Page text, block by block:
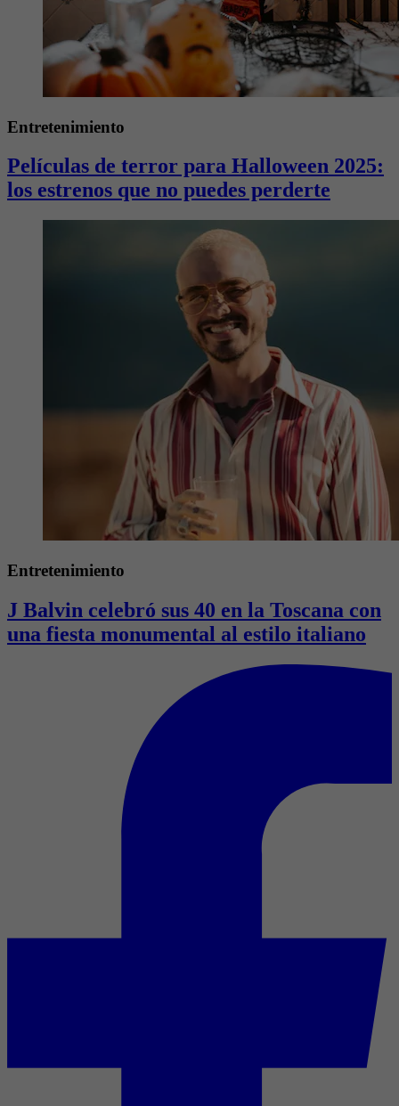
Entretenimiento
Películas de terror para Halloween 2025:
los estrenos que no puedes perderte
Entretenimiento
J Balvin celebró sus 40 en la Toscana con
una fiesta monumental al estilo italiano